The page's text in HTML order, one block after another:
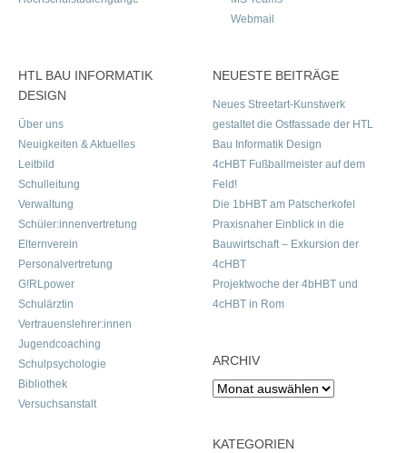
Webmail
HTL BAU INFORMATIK
DESIGN
Über uns
Neuigkeiten & Aktuelles
Leitbild
Schulleitung
Verwaltung
Schüler:innenvertretung
Elternverein
Personalvertretung
G!RLpower
Schulärztin
Vertrauenslehrer:innen
Jugendcoaching
Schulpsychologie
Bibliothek
Versuchsanstalt
NEUESTE BEITRÄGE
Neues Streetart-Kunstwerk
gestaltet die Ostfassade der HTL
Bau Informatik Design
4cHBT Fußballmeister auf dem
Feld!
Die 1bHBT am Patscherkofel
Praxisnaher Einblick in die
Bauwirtschaft – Exkursion der
4cHBT
Projektwoche der 4bHBT und
4cHBT in Rom
ARCHIV
Archiv
KATEGORIEN